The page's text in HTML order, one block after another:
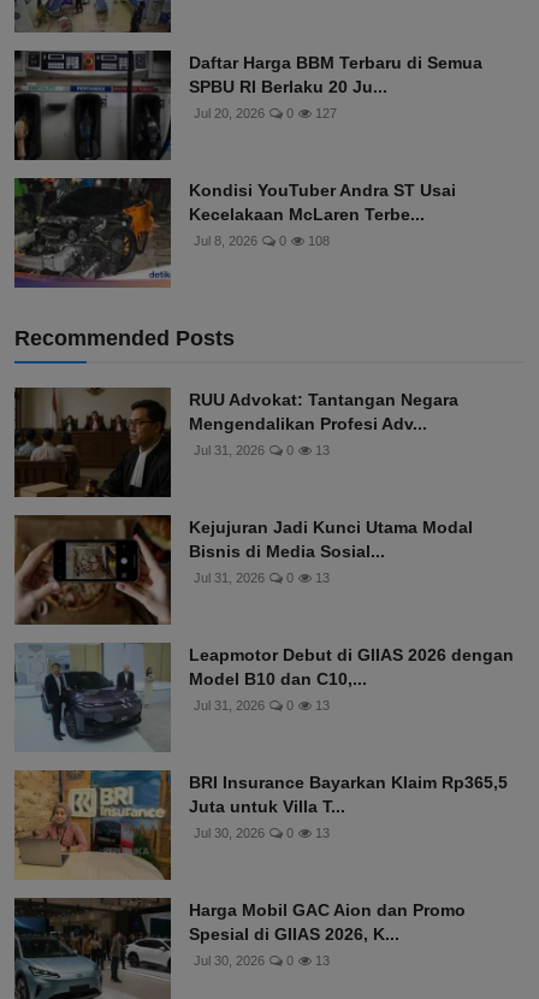
Daftar Harga BBM Terbaru di Semua
SPBU RI Berlaku 20 Ju...
Jul 20, 2026 0 127
Kondisi YouTuber Andra ST Usai
Kecelakaan McLaren Terbe...
Jul 8, 2026 0 108
Recommended Posts
RUU Advokat: Tantangan Negara
Mengendalikan Profesi Adv...
Jul 31, 2026 0 13
Kejujuran Jadi Kunci Utama Modal
Bisnis di Media Sosial...
Jul 31, 2026 0 13
Leapmotor Debut di GIIAS 2026 dengan
Model B10 dan C10,...
Jul 31, 2026 0 13
BRI Insurance Bayarkan Klaim Rp365,5
Juta untuk Villa T...
Jul 30, 2026 0 13
Harga Mobil GAC Aion dan Promo
Spesial di GIIAS 2026, K...
Jul 30, 2026 0 13